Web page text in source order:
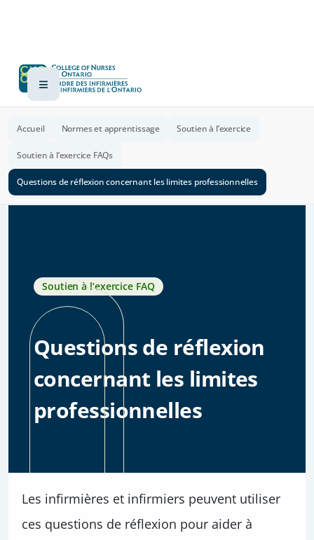
Accueil Normes et apprentissage Soutien à l’exercice
Soutien à l’exercice FAQs
Questions de réflexion concernant les limites professionnelles
Soutien à l’exercice FAQ
Questions de réflexion
concernant les limites
professionnelles
Les infirmières et infirmiers peuvent utiliser
ces questions de réflexion pour aider à